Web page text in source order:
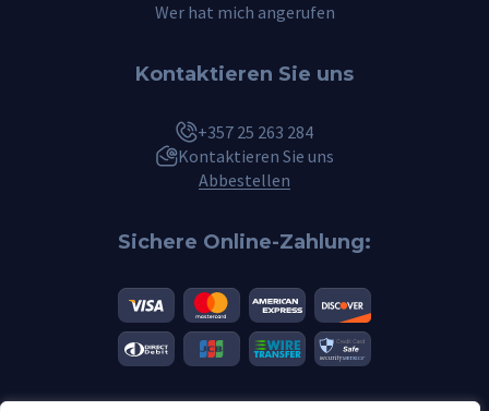
Wer hat mich angerufen
Kontaktieren Sie uns
+357 25 263 284
Kontaktieren Sie uns
Abbestellen
Sichere Online-Zahlung: